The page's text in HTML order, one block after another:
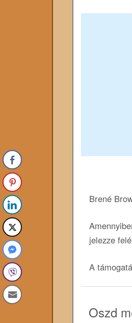
Brené
jelezze
A
Oszd